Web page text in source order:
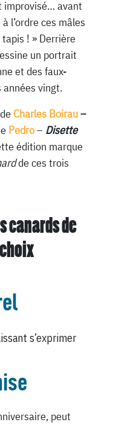
improvisé… avant
l’ordre ces mâles
! » Derrière
un portrait
et des faux-
vingt.
Charles Boirau–
Pedro– Disette
édition marque
de ces trois
canards de
s’exprimer
peut